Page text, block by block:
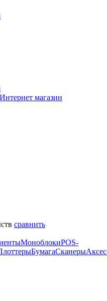
Интернет магазин
сравнить
МоноблокиPOS-
БумагаСканеры